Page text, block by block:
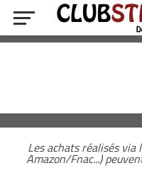
Les achats réalisés via
Amazon/Fnac...)